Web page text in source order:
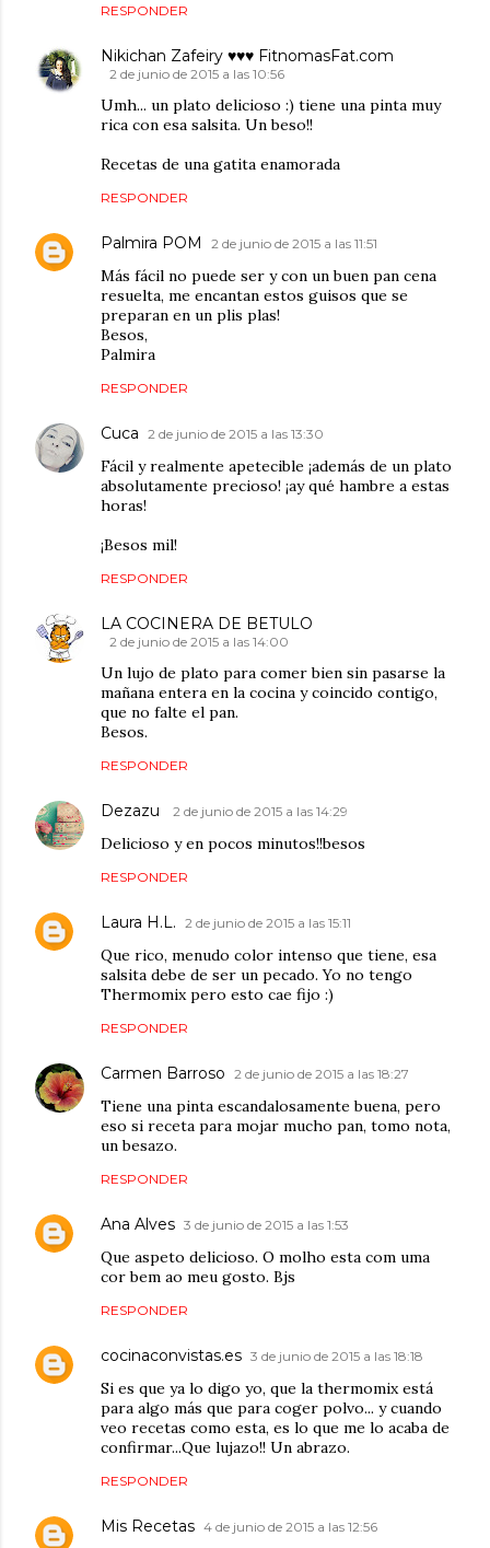
RESPONDER
Nikichan Zafeiry ♥♥♥ FitnomasFat.com
2 de junio de 2015 a las 10:56
Umh... un plato delicioso :) tiene una pinta muy
rica con esa salsita. Un beso!!
Recetas de una gatita enamorada
RESPONDER
Palmira POM 2 de junio de 2015 a las 11:51
Más fácil no puede ser y con un buen pan cena
resuelta, me encantan estos guisos que se
preparan en un plis plas!
Besos,
Palmira
RESPONDER
Cuca 2 de junio de 2015 a las 13:30
Fácil y realmente apetecible ¡además de un plato
absolutamente precioso! ¡ay qué hambre a estas
horas!
¡Besos mil!
RESPONDER
LA COCINERA DE BETULO
2 de junio de 2015 a las 14:00
Un lujo de plato para comer bien sin pasarse la
mañana entera en la cocina y coincido contigo,
que no falte el pan.
Besos.
RESPONDER
Dezazu 2 de junio de 2015 a las 14:29
Delicioso y en pocos minutos!!besos
RESPONDER
Laura H.L. 2 de junio de 2015 a las 15:11
Que rico, menudo color intenso que tiene, esa
salsita debe de ser un pecado. Yo no tengo
Thermomix pero esto cae fijo :)
RESPONDER
Carmen Barroso 2 de junio de 2015 a las 18:27
Tiene una pinta escandalosamente buena, pero
eso si receta para mojar mucho pan, tomo nota,
un besazo.
RESPONDER
Ana Alves 3 de junio de 2015 a las 1:53
Que aspeto delicioso. O molho esta com uma
cor bem ao meu gosto. Bjs
RESPONDER
cocinaconvistas.es 3 de junio de 2015 a las 18:18
Si es que ya lo digo yo, que la thermomix está
para algo más que para coger polvo... y cuando
veo recetas como esta, es lo que me lo acaba de
confirmar...Que lujazo!! Un abrazo.
RESPONDER
Mis Recetas 4 de junio de 2015 a las 12:56